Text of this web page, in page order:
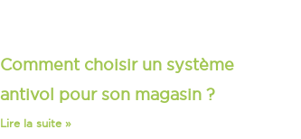
Comment choisir un système
antivol pour son magasin ?
Lire la suite »